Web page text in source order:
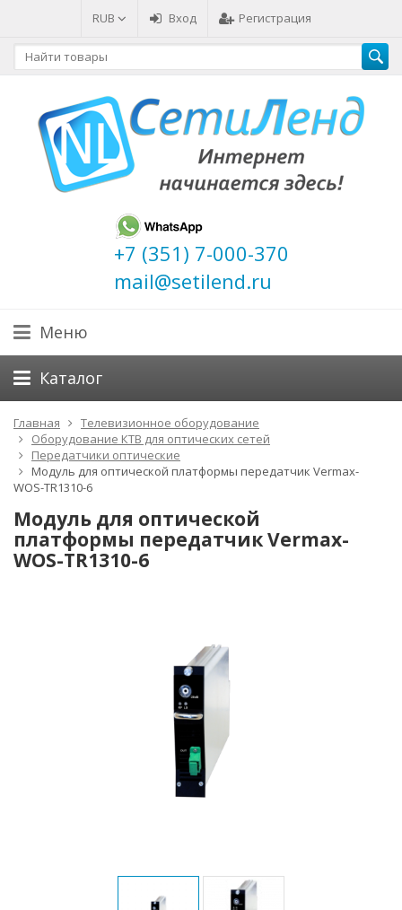
RUB Вход Регистрация
+7 (351) 7-000-370
mail@setilend.ru
Меню
Каталог
Главная
Телевизионное оборудование
Оборудование КТВ для оптических сетей
Передатчики оптические
Модуль для оптической платформы передатчик Vermax-
WOS-TR1310-6
Модуль для оптической
платформы передатчик Vermax-
WOS-TR1310-6